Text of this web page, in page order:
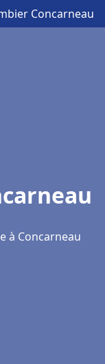
Concarneau
à Concarneau